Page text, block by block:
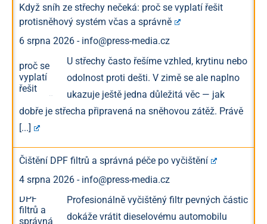
Když sníh ze střechy nečeká: proč se vyplatí řešit
protisněhový systém včas a správně
6 srpna 2026 - info@press-media.cz
U střechy často řešíme vzhled, krytinu nebo
odolnost proti dešti. V zimě se ale naplno
ukazuje ještě jedna důležitá věc — jak
dobře je střecha připravená na sněhovou zátěž. Právě
[...]
Čištění DPF filtrů a správná péče po vyčištění
4 srpna 2026 - info@press-media.cz
Profesionálně vyčištěný filtr pevných částic
dokáže vrátit dieselovému automobilu